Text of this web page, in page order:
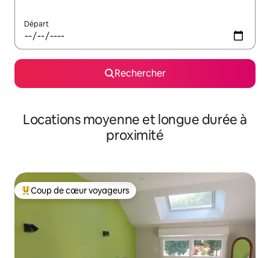
Départ
Rechercher
Locations moyenne et longue durée à
proximité
Coups de cœur voyageurs les plus appréciés
Coup de cœur voyageurs